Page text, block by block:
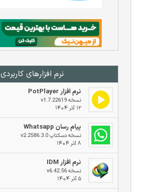
نرم افزار‌های کاربردی
نرم افزار PotPlayer
نسخه v1.7.22619
۱۲ آذر ۱۴۰۴
پیام رسان Whatsapp
نسخه دسکتاپ v2.2586.3.0
۸ آذر ۱۴۰۴
نرم افزار IDM
نسخه v6.42.56
۵ آذر ۱۴۰۴